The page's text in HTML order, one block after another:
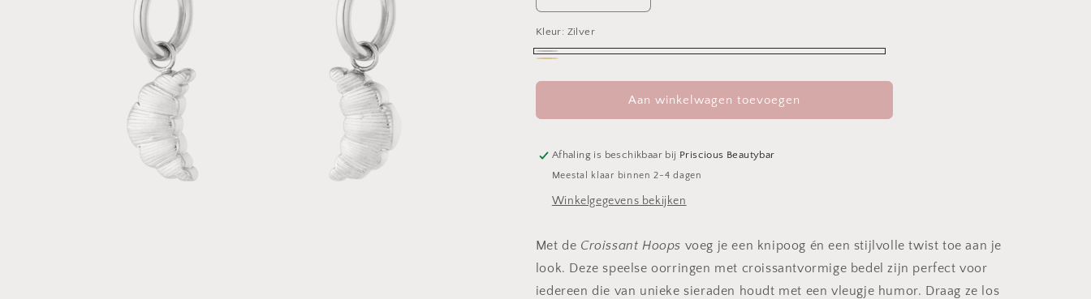
verlagen
voor
Croissant
verhogen
Croissant
Kleur: Zilver
Zilver
of
beschikbaar
Aan winkelwagen toevoegen
Afhaling is beschikbaar bij Priscious Beautybar
Meestal klaar binnen 2-4 dagen
Winkelgegevens bekijken
Met de Croissant Hoops voeg je een knipoog én een stijlvolle twist toe aan je
look. Deze speelse oorringen met croissantvormige bedel zijn perfect voor
iedereen die van unieke sieraden houdt met een vleugje humor. Draag ze los